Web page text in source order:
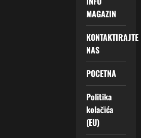
MAGAZIN
KONTAKTIRAJTE
NAS
POCETNA
Politika
kolačića
(EU)